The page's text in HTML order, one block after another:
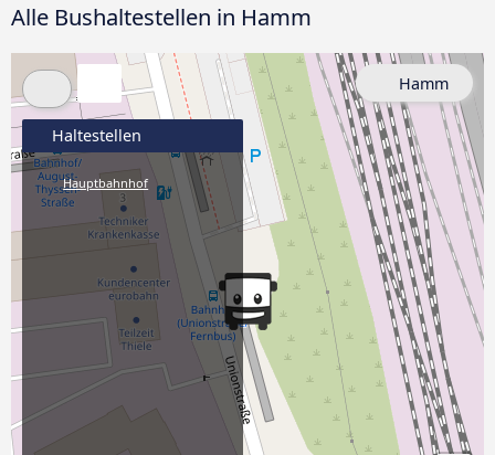
Alle Bushaltestellen in Hamm
Haltestellen
Hauptbahnhof
Hamm